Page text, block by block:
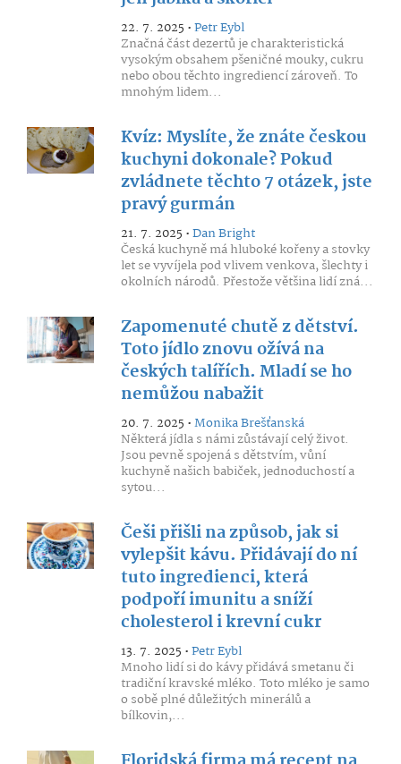
22. 7. 2025 •Petr Eybl
Značná část dezertů je charakteristická
vysokým obsahem pšeničné mouky, cukru
nebo obou těchto ingrediencí zároveň. To
mnohým lidem...
Kvíz: Myslíte, že znáte českou
kuchyni dokonale? Pokud
zvládnete těchto 7 otázek, jste
pravý gurmán
21. 7. 2025 •Dan Bright
Česká kuchyně má hluboké kořeny a stovky
let se vyvíjela pod vlivem venkova, šlechty i
okolních národů. Přestože většina lidí zná...
Zapomenuté chutě z dětství.
Toto jídlo znovu ožívá na
českých talířích. Mladí se ho
nemůžou nabažit
20. 7. 2025 •Monika Brešťanská
Některá jídla s námi zůstávají celý život.
Jsou pevně spojená s dětstvím, vůní
kuchyně našich babiček, jednoduchostí a
sytou...
Češi přišli na způsob, jak si
vylepšit kávu. Přidávají do ní
tuto ingredienci, která
podpoří imunitu a sníží
cholesterol i krevní cukr
13. 7. 2025 •Petr Eybl
Mnoho lidí si do kávy přidává smetanu či
tradiční kravské mléko. Toto mléko je samo
o sobě plné důležitých minerálů a
bílkovin,...